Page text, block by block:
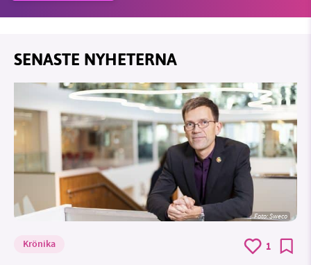
SENASTE NYHETERNA
Foto: Sweco
Krönika 1